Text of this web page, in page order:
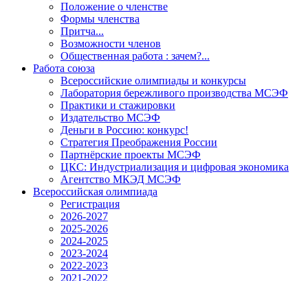
Положение о членстве
Формы членства
Притча...
Возможности членов
Общественная работа : зачем?...
Работа союза
Всероссийские олимпиады и конкурсы
Лаборатория бережливого производства МСЭФ
Практики и стажировки
Издательство МСЭФ
Деньги в Россию: конкурс!
Стратегия Преображения России
Партнёрские проекты МСЭФ
ЦКС: Индустриализация и цифровая экономика
Агентство МКЭД МСЭФ
Всероссийская олимпиада
Регистрация
2026-2027
2025-2026
2024-2025
2023-2024
2022-2023
2021-2022